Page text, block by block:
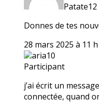
Patate12
Donnes de tes
28 mars 2025 à 11
aria10
Participant
j’ai écrit un
connectée, quand